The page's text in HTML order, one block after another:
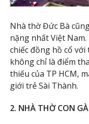
Nhà thờ Đức Bà
nặng nhất Việt
chiếc đồng hồ cổ
không chỉ là điểm
thiếu của TP HCM,
giới trẻ Sài Thành.
2. NHÀ THỜ CON